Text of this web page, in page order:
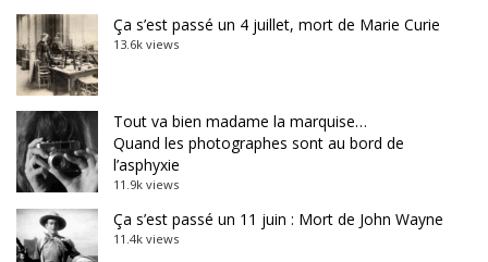
Ça s’est passé un 4 juillet, mort de Marie Curie
13.6k views
Tout va bien madame la marquise…
Quand les photographes sont au bord de
l’asphyxie
11.9k views
Ça s’est passé un 11 juin : Mort de John Wayne
11.4k views